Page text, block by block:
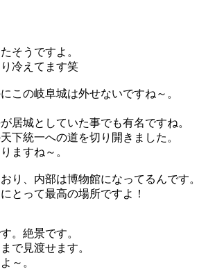
そうですよ。
冷えてます笑
この岐阜城は外せないですね～。
居城としていた事でも有名ですね。
下統一への道を切り開きました。
ますね～。
り、内部は博物館になってるんです。
とって最高の場所ですよ！
。絶景です。
で見渡せます。
～。